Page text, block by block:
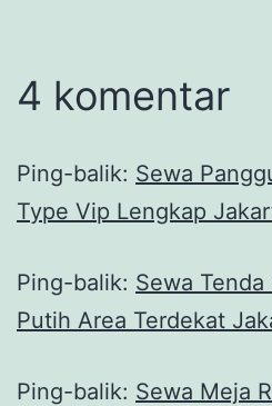
4 komentar
Ping-balik: Sewa
Type Vip Lengkap
Ping-balik: Sewa
Putih Area Terdekat
Ping-balik: Sewa Meja